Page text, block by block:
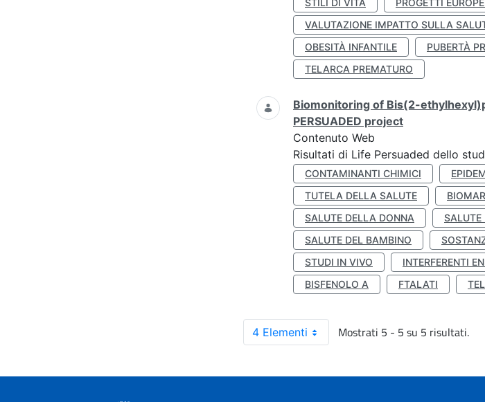
STILI DI VITA
PROGETTI
VALUTAZIONE IMPATTO SULLA
OBESITÀ INFANTILE
PUBERTÀ
TELARCA PREMATURO
Biomonitoring of Bis(2-
PERSUADED project
Contenuto Web
Risultati di Life Persuaded dello
CONTAMINANTI CHIMICI
TUTELA DELLA SALUTE
SALUTE DELLA DONNA
SALUTE
SALUTE DEL BAMBINO
STUDI IN VIVO
INTERFERENTI
BISFENOLO A
FTALATI
4 Elementi Mostrati 5 - 5 su 5 risultati.